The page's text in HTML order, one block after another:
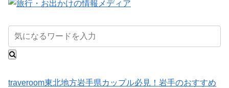
traveroom東北地方岩手県カップル必見！岩手のおすすめ